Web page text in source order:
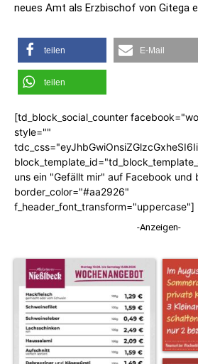
neues Amt als Erzbischof von Gitega
teilen E-Mail
teilen
[td_block_social_counter
style=""
uns ein "Gefällt mir" auf Facebook und
border_color="#aa2926"
f_header_font_transform="uppercase"]
-Anzeigen-